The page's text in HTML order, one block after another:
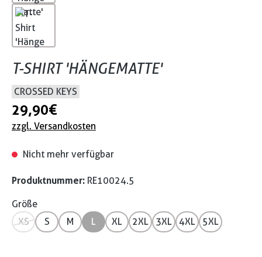
T-SHIRT 'HÄNGEMATTE'
CROSSED KEYS
29,90 €
zzgl. Versandkosten
Nicht mehr verfügbar
Produktnummer: RE10024.5
Größe
XS
S M L XL 2XL 3XL 4XL 5XL